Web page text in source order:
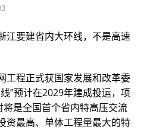
江要建省内大环线，不是高速
工程正式获国家发展和改革委
”预计在2029年建成投运，项
是全国首个省内特高压交流
资最高、单体工程量最大的特